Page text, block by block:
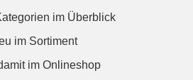
im Überblick
im Sortiment
im Onlineshop